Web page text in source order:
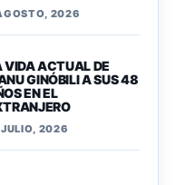
2026
VIDA ACTUAL DE
GINÓBILI A SUS 48
EN EL
2026